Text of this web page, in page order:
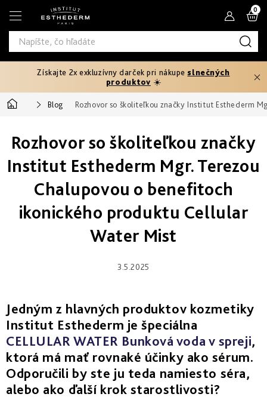
na
obsah
produktu
Pleťové
krémy
Oči
pery
&
bunková
voda
Hydratácia
Exfoliácia
pleti
Normálna
Citlivá
Mastná
&
dehydratovaná
Zrelá
pleť
Potrebujem
riešiť
Prevencia
starnutia
30+
Korekcia
starnutia
&
lifting
40+
Produktová
mladosti
Intensive
-
intenzívna
starostlivosť
Telový
Hydratácia
a
výživa
Spevnenie
Fáza
opaľovania
Pred
opaľovaním
Ochrana
Samoopaľovanie
Potrebujem
riešiť
vrások
Opálenie
bez
pigmentových
škvŕn
Ochrana
Photo
Reverse
Photo
Regul
After
Sun
Získajte 2x exkluzívny darček pri nákupeslnečných
produktov ☀️
Domov Blog Rozhovor so školiteľkou značky Institut Esthederm
Rozhovor so školiteľkou značky
Institut Esthederm Mgr. Terezou
Chalupovou o benefitoch
ikonického produktu Cellular
Water Mist
3.5.2025
Jedným z hlavných produktov kozmetiky
Institut Esthederm je špeciálna
CELLULAR WATER Bunková voda v spreji,
ktorá má mať rovnaké účinky ako sérum.
Odporučili by ste ju teda namiesto séra,
alebo ako ďalší krok starostlivosti?